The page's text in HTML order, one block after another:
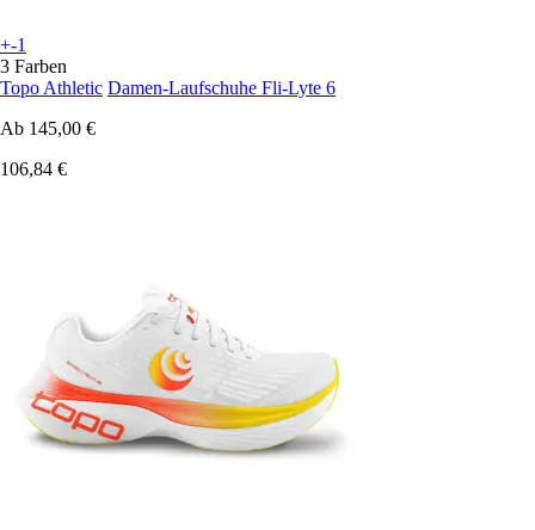
+-1
3 Farben
Topo Athletic Damen-Laufschuhe Fli-Lyte 6
Ab 145,00 €
106,84 €